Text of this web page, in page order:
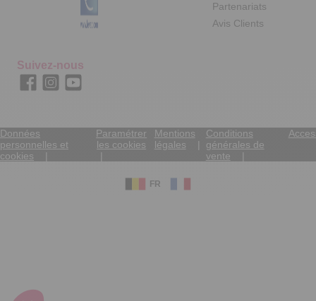
Partenariats
Avis Clients
Suivez-nous
Données
personnelles et
cookies
Paramétrer
les cookies
Mentions
légales
Conditions
générales de
vente
FR